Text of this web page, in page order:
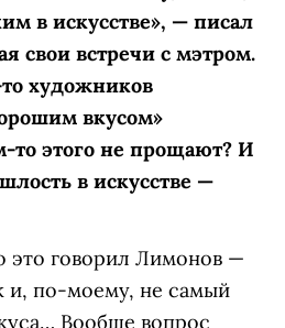
в искусстве», — писал
свои встречи с мэтром.
художников
вкусом»
то этого не прощают? И
в искусстве —
это говорил Лимонов —
и, по-моему, не самый
Вообще вопрос